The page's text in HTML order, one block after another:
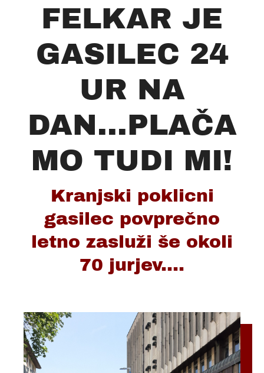
FELKAR JE
GASILEC 24
UR NA
DAN...PLAČA
MO TUDI MI!
Kranjski poklicni
gasilec povprečno
letno zasluži še okoli
70 jurjev....